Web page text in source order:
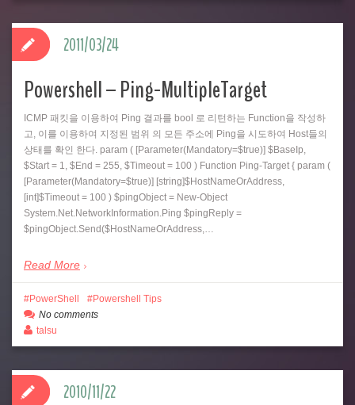
Powershell – Ping-MultipleTarget
ICMP 패킷을 이용하여 Ping 결과를 bool 로 리턴하는 Function을 작성하
고, 이를 이용하여 지정된 범위 의 모든 주소에 Ping을 시도하여 Host들의
상태를 확인 한다. param ( [Parameter(Mandatory=$true)] $BaseIp,
$Start = 1, $End = 255, $Timeout = 100 ) Function Ping-Target { param (
[Parameter(Mandatory=$true)] [string]$HostNameOrAddress,
[int]$Timeout = 100 ) $pingObject = New-Object
System.Net.NetworkInformation.Ping $pingReply =
$pingObject.Send($HostNameOrAddress,…
Read More
2011/03/24
PowerShell
Powershell Tips
No comments
talsu
2010/11/22